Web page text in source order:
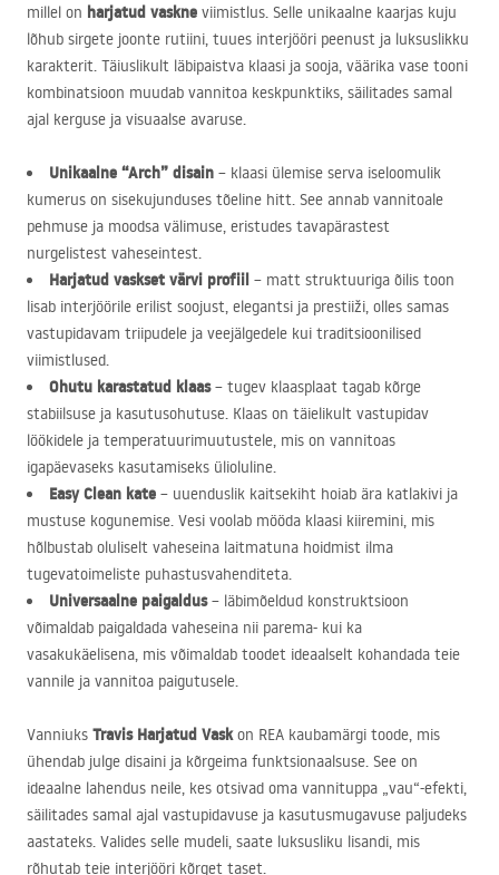
millel on harjatud vaskne viimistlus. Selle unikaalne kaarjas kuju
lõhub sirgete joonte rutiini, tuues interjööri peenust ja luksuslikku
karakterit. Täiuslikult läbipaistva klaasi ja sooja, väärika vase tooni
kombinatsioon muudab vannitoa keskpunktiks, säilitades samal
ajal kerguse ja visuaalse avaruse.
Unikaalne “Arch” disain – klaasi ülemise serva iseloomulik
kumerus on sisekujunduses tõeline hitt. See annab vannitoale
pehmuse ja moodsa välimuse, eristudes tavapärastest
nurgelistest vaheseintest.
Harjatud vaskset värvi profiil – matt struktuuriga õilis toon
lisab interjöörile erilist soojust, elegantsi ja prestiiži, olles samas
vastupidavam triipudele ja veejälgedele kui traditsioonilised
viimistlused.
Ohutu karastatud klaas– tugev klaasplaat tagab kõrge
stabiilsuse ja kasutusohutuse. Klaas on täielikult vastupidav
löökidele ja temperatuurimuutustele, mis on vannitoas
igapäevaseks kasutamiseks ülioluline.
Easy Clean kate – uuenduslik kaitsekiht hoiab ära katlakivi ja
mustuse kogunemise. Vesi voolab mööda klaasi kiiremini, mis
hõlbustab oluliselt vaheseina laitmatuna hoidmist ilma
tugevatoimeliste puhastusvahenditeta.
Universaalne paigaldus– läbimõeldud konstruktsioon
võimaldab paigaldada vaheseina nii parema- kui ka
vasakukäelisena, mis võimaldab toodet ideaalselt kohandada teie
vannile ja vannitoa paigutusele.
Vanniuks Travis Harjatud Vaskon REA kaubamärgi toode, mis
ühendab julge disaini ja kõrgeima funktsionaalsuse. See on
ideaalne lahendus neile, kes otsivad oma vannituppa „vau“-efekti,
säilitades samal ajal vastupidavuse ja kasutusmugavuse paljudeks
aastateks. Valides selle mudeli, saate luksusliku lisandi, mis
rõhutab teie interjööri kõrget taset.